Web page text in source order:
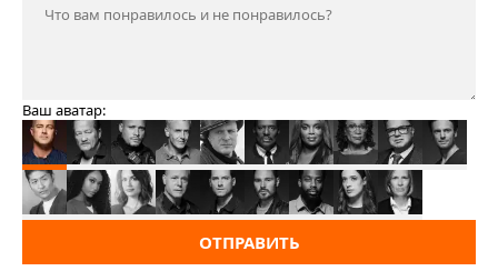
Ваш аватар:
ОТПРАВИТЬ